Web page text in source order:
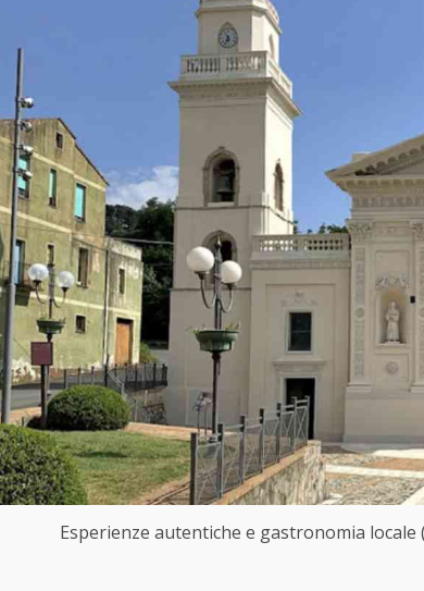
Esperienze autentiche e gastronomia